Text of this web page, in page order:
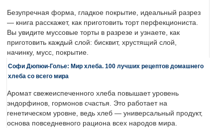
Безупречная форма, гладкое покрытие, идеальный разрез
— книга расскажет, как приготовить торт перфекциониста.
Вы увидите муссовые торты в разрезе и узнаете, как
приготовить каждый слой: бисквит, хрустящий слой,
начинку, мусс, покрытие.
Софи Дюпюи-Голье: Мир хлеба. 100 лучших рецептов домашнего
хлеба со всего мира
Аромат свежеиспеченного хлеба повышает уровень
эндорфинов, гормонов счастья. Это работает на
генетическом уровне, ведь хлеб — универсальный продукт,
основа повседневного рациона всех народов мира.